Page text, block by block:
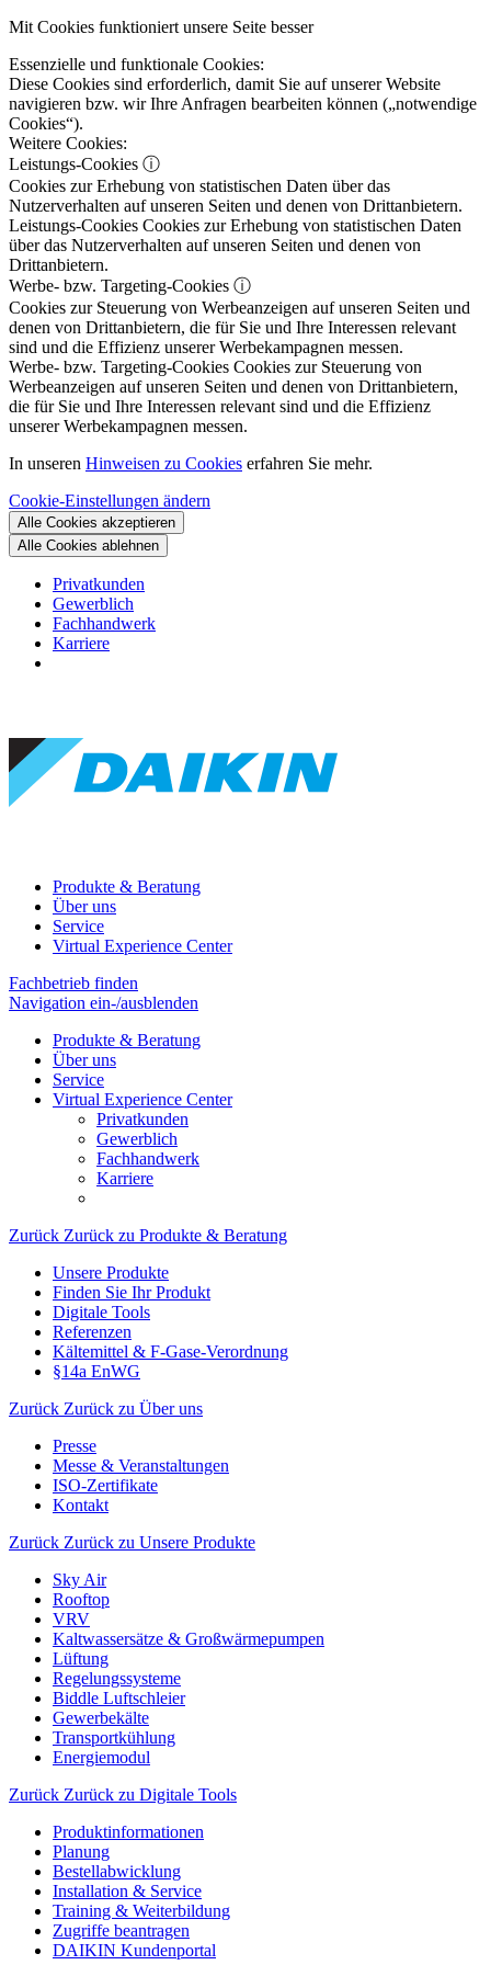
Mit Cookies funktioniert unsere Seite besser
Essenzielle und funktionale Cookies:
Diese Cookies sind erforderlich, damit Sie auf unserer Website
navigieren bzw. wir Ihre Anfragen bearbeiten können („notwendige
Cookies“).
Weitere Cookies:
Leistungs-Cookies ⓘ
Cookies zur Erhebung von statistischen Daten über das
Nutzerverhalten auf unseren Seiten und denen von Drittanbietern.
Leistungs-Cookies Cookies zur Erhebung von statistischen Daten
über das Nutzerverhalten auf unseren Seiten und denen von
Drittanbietern.
Werbe- bzw. Targeting-Cookies ⓘ
Cookies zur Steuerung von Werbeanzeigen auf unseren Seiten und
denen von Drittanbietern, die für Sie und Ihre Interessen relevant
sind und die Effizienz unserer Werbekampagnen messen.
Werbe- bzw. Targeting-Cookies Cookies zur Steuerung von
Werbeanzeigen auf unseren Seiten und denen von Drittanbietern,
die für Sie und Ihre Interessen relevant sind und die Effizienz
unserer Werbekampagnen messen.
In unseren Hinweisen zu Cookies erfahren Sie mehr.
Cookie-Einstellungen ändern
Alle Cookies akzeptieren
Alle Cookies ablehnen
Privatkunden
Gewerblich
Fachhandwerk
Karriere
Produkte & Beratung
Über uns
Service
Virtual Experience Center
Fachbetrieb finden
Navigation ein-/ausblenden
Produkte & Beratung
Über uns
Service
Virtual Experience Center
Privatkunden
Gewerblich
Fachhandwerk
Karriere
Zurück Zurück zu Produkte & Beratung
Unsere Produkte
Finden Sie Ihr Produkt
Digitale Tools
Referenzen
Kältemittel & F-Gase-Verordnung
§14a EnWG
Zurück Zurück zu Über uns
Presse
Messe & Veranstaltungen
ISO-Zertifikate
Kontakt
Zurück Zurück zu Unsere Produkte
Sky Air
Rooftop
VRV
Kaltwassersätze & Großwärmepumpen
Lüftung
Regelungssysteme
Biddle Luftschleier
Gewerbekälte
Transportkühlung
Energiemodul
Zurück Zurück zu Digitale Tools
Produktinformationen
Planung
Bestellabwicklung
Installation & Service
Training & Weiterbildung
Zugriffe beantragen
DAIKIN Kundenportal